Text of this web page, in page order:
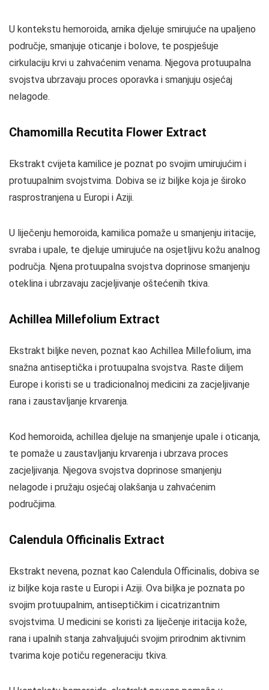
U kontekstu hemoroida, arnika djeluje smirujuće na upaljeno
područje, smanjuje oticanje i bolove, te pospješuje
cirkulaciju krvi u zahvaćenim venama. Njegova protuupalna
svojstva ubrzavaju proces oporavka i smanjuju osjećaj
nelagode.
Chamomilla Recutita Flower Extract
Ekstrakt cvijeta kamilice je poznat po svojim umirujućim i
protuupalnim svojstvima. Dobiva se iz biljke koja je široko
rasprostranjena u Europi i Aziji.
U liječenju hemoroida, kamilica pomaže u smanjenju iritacije,
svraba i upale, te djeluje umirujuće na osjetljivu kožu analnog
područja. Njena protuupalna svojstva doprinose smanjenju
oteklina i ubrzavaju zacjeljivanje oštećenih tkiva.
Achillea Millefolium Extract
Ekstrakt biljke neven, poznat kao Achillea Millefolium, ima
snažna antiseptička i protuupalna svojstva. Raste diljem
Europe i koristi se u tradicionalnoj medicini za zacjeljivanje
rana i zaustavljanje krvarenja.
Kod hemoroida, achillea djeluje na smanjenje upale i oticanja,
te pomaže u zaustavljanju krvarenja i ubrzava proces
zacjeljivanja. Njegova svojstva doprinose smanjenju
nelagode i pružaju osjećaj olakšanja u zahvaćenim
područjima.
Calendula Officinalis Extract
Ekstrakt nevena, poznat kao Calendula Officinalis, dobiva se
iz biljke koja raste u Europi i Aziji. Ova biljka je poznata po
svojim protuupalnim, antiseptičkim i cicatrizantnim
svojstvima. U medicini se koristi za liječenje iritacija kože,
rana i upalnih stanja zahvaljujući svojim prirodnim aktivnim
tvarima koje potiču regeneraciju tkiva.